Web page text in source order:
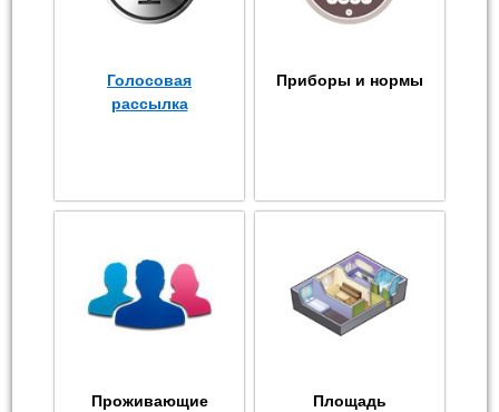
Голосовая
рассылка
Приборы и нормы
Проживающие Площадь